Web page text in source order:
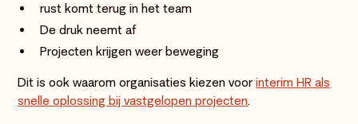
rust komt terug in het team
De druk neemt af
Projecten krijgen weer beweging
Dit is ook waarom organisaties kiezen voorinterim HR als
snelle oplossing bij vastgelopen projecten.